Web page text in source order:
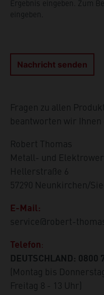
Ergebnis eingeben. Zum
eingeben.
Fragen zu allen
beantworten wir
Robert Thomas
Metall- und
Hellerstraße 6
57290 Neunkirchen/
E-Mail:
service@robert-
Telefon:
DEUTSCHLAND: 0800
(Montag bis
Freitag 8 - 13 Uhr)